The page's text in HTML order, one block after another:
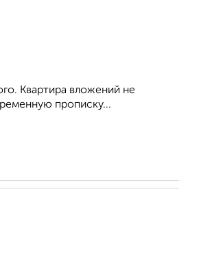
Квартира вложений не
прописку...